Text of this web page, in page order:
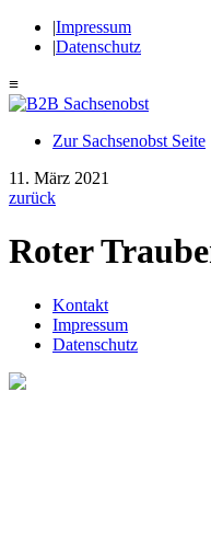
|Impressum
|Datenschutz
≡
Zur Sachsenobst Seite
Suche
nach:
11. März 2021
zurück
Roter
Kontakt
Impressum
Datenschutz